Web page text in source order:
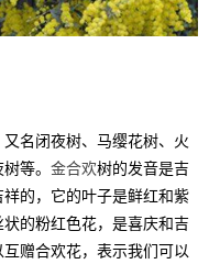
名闭夜树、马缨花树、火
等。 金合欢树的发音是吉
的，它的叶子是鲜红和紫
的粉红色花，是喜庆和吉
赠合欢花，表示我们可以